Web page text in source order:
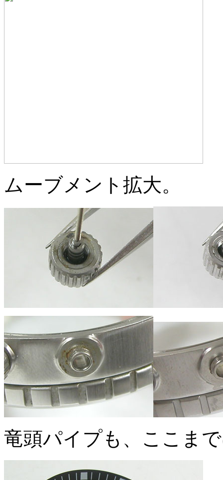
ムーブメント拡大。
竜頭パイプも、ここま